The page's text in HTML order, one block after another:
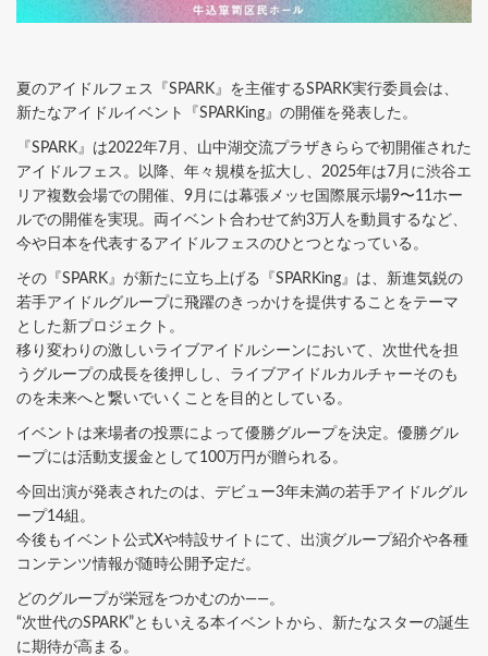
夏のアイドルフェス『SPARK』を主催するSPARK実行委員会は、
新たなアイドルイベント『SPARKing』の開催を発表した。
『SPARK』は2022年7月、山中湖交流プラザきららで初開催された
アイドルフェス。以降、年々規模を拡大し、2025年は7月に渋谷エ
リア複数会場での開催、9月には幕張メッセ国際展示場9〜11ホー
ルでの開催を実現。両イベント合わせて約3万人を動員するなど、
今や日本を代表するアイドルフェスのひとつとなっている。
その『SPARK』が新たに立ち上げる『SPARKing』は、新進気鋭の
若手アイドルグループに飛躍のきっかけを提供することをテーマ
とした新プロジェクト。
移り変わりの激しいライブアイドルシーンにおいて、次世代を担
うグループの成長を後押しし、ライブアイドルカルチャーそのも
のを未来へと繋いでいくことを目的としている。
イベントは来場者の投票によって優勝グループを決定。優勝グル
ープには活動支援金として100万円が贈られる。
今回出演が発表されたのは、デビュー3年未満の若手アイドルグル
ープ14組。
今後もイベント公式Xや特設サイトにて、出演グループ紹介や各種
コンテンツ情報が随時公開予定だ。
どのグループが栄冠をつかむのか——。
“次世代のSPARK”ともいえる本イベントから、新たなスターの誕生
に期待が高まる。